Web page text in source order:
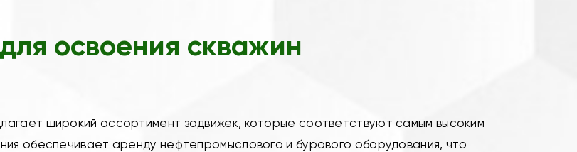
освоения скважин
широкий ассортимент задвижек, которые соответствуют самым высоким
обеспечивает аренду нефтепромыслового и бурового оборудования, что